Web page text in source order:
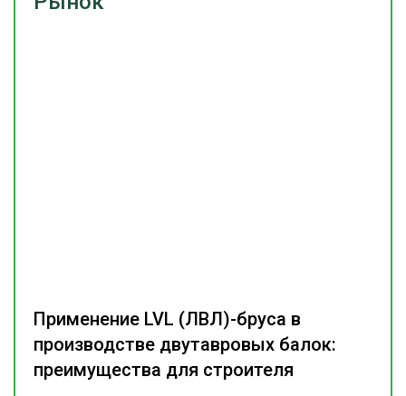
Применение LVL (ЛВЛ)-бруса в
производстве двутавровых балок:
преимущества для строителя